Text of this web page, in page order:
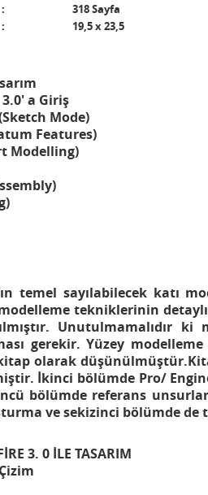
:
318 Sayfa
: 19,5 x 23,5
a Giriş
Mode)
Features)
Modelling)
temel sayılabilecek katı
tekniklerinin
gerekir. Yüzey
olarak düşünülmüştür.
İkinci bölümde Pro/
bölümde referans
ve sekizinci bölümde
3. 0 İLE TASARIM